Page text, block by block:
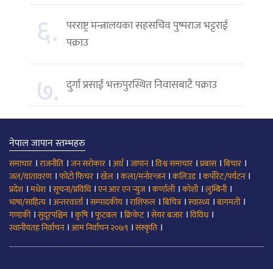
६. परराष्ट्र मन्त्रालयका सहसचिव पुष्पराज भट्टराई
पक्राउ
७. दुर्गा प्रसाईं भक्तपुरस्थित निवासबाटै पक्राउ
नेपाल जापान स्तम्भहरु
समाचार ।राजनीति ।जन सरोकार ।अर्थ।जापान।विश्व समाचार ।प्रबास।बिचार ।
जल/वातावरण ।फोटो फिचर ।खेल ।कला/मनोरन्जन।कलिउड।कर्पोरेट/पर्यटन।
प्रदेश।मधेश।सूचना/प्रविधि।एन आर एन न्युज।कर्णाली।कोशी।लुम्बिनी।
भाषा/साहित्य ।अन्तरवार्ता।सम्पादकीय ।राशिफल ।बिचित्र।स्वास्थ्य ।बागमती।
गण्डकी।सुदूरपश्चिम ।कृषि।फूटबल ।क्रिकेट।सेयर बजार ।विविध।
स्थानीयतह निर्वाचन।आम निर्वाचन २०७९ ।संस्कृति ।